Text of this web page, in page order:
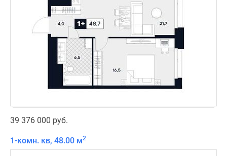
39 376 000 руб.
1-комн. кв, 48.00 м2